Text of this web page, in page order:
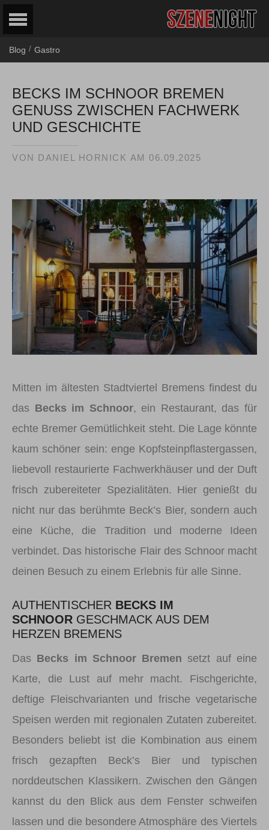
Blog / Gastro
BECKS IM SCHNOOR BREMEN
GENUSS ZWISCHEN FACHWERK
UND GESCHICHTE
VON DANIEL HORNICK AM 06.09.2025
Mitten im ältesten Stadtviertel Bremens findest du
das Becks im Schnoor, ein Restaurant, das für
echte Bremer Gemütlichkeit steht. Die Lage könnte
kaum schöner sein: enge Kopfsteinpflastergassen,
liebevoll restaurierte Fachwerkhäuser und der Duft
frisch zubereiteter Spezialitäten. Hier genießt du
nicht nur das berühmte Beck’s Bier, sondern auch
eine Küche, die Tradition und moderne Ideen
verbindet. Das historische Flair des Schnoor macht
deinen Besuch zu einem Erlebnis für alle Sinne.
AUTHENTISCHER BECKS IM
SCHNOOR GESCHMACK AUS DEM
HERZEN BREMENS
Das Becks im Schnoor Bremen setzt auf eine
Karte, die Lust auf mehr macht. Fischgerichte,
deftige Fleischvarianten und frische vegetarische
Speisen werden mit regionalen Zutaten zubereitet.
Besonders beliebt ist die Kombination aus einem
frisch gezapften Beck’s Bier und typischen
norddeutschen Klassikern. Zwischen den Gängen
kannst du den Blick aus dem Fenster schweifen
lassen und die besondere Atmosphäre des Viertels